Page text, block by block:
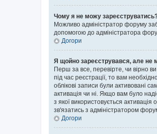
Чому я не можу
Можливо адміністратор форуму
допомогою до адміністратора
Догори
Я щойно зареєструвався, але не
Перш за все, перевірте, чи вірно
під час реєстрації, то вам
облікові записи були активовані
активація чи ні. Якщо вам було
з якої використовується
зв'язатись з адміністратором
Догори